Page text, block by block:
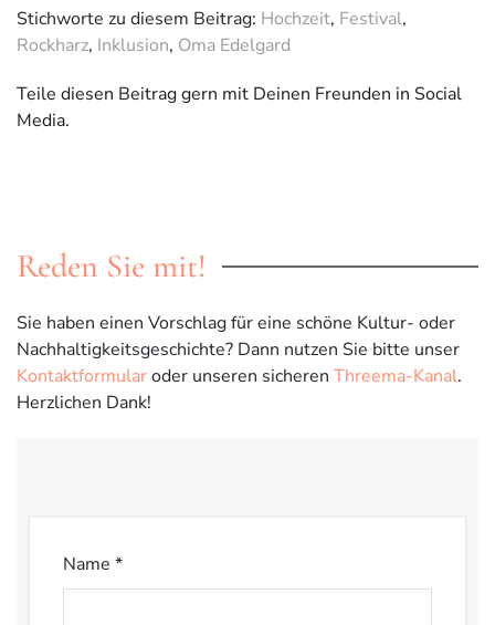
Stichworte zu diesem Beitrag: Hochzeit, Festival,
Rockharz, Inklusion, Oma Edelgard
Teile diesen Beitrag gern mit Deinen Freunden in Social
Media.
Reden Sie mit!
Sie haben einen Vorschlag für eine schöne Kultur- oder
Nachhaltigkeitsgeschichte? Dann nutzen Sie bitte unser
Kontaktformularoder unseren sicheren Threema-Kanal.
Herzlichen Dank!
Name *